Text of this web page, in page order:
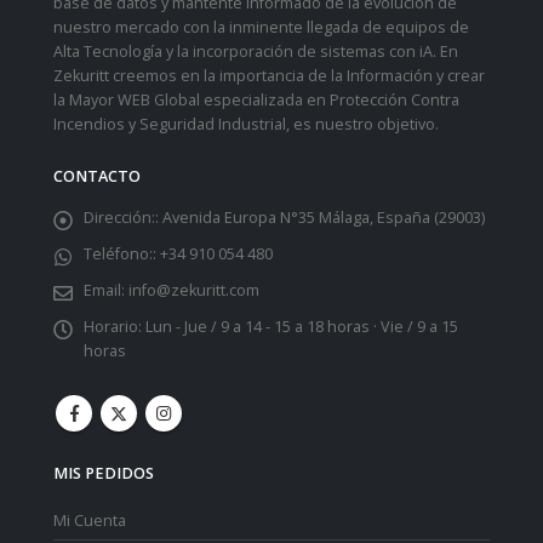
nuestro mercado con la inminente llegada de equipos de
Alta Tecnología y la incorporación de sistemas con iA. En
Zekuritt creemos en la importancia de la Información y crear
la Mayor WEB Global especializada en Protección Contra
Incendios y Seguridad Industrial, es nuestro objetivo.
CONTACTO
Dirección:: Avenida Europa N°35 Málaga, España (29003)
Teléfono:: +34 910 054 480
Email: info@zekuritt.com
Horario: Lun - Jue / 9 a 14 - 15 a 18 horas · Vie / 9 a 15
horas
MIS PEDIDOS
Mi Cuenta